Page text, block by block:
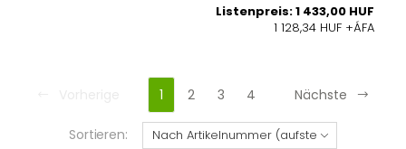
Listenpreis: 1 433,00 HUF
1 128,34 HUF +ÁFA
1 2 3 4 Nächste
Sortieren: